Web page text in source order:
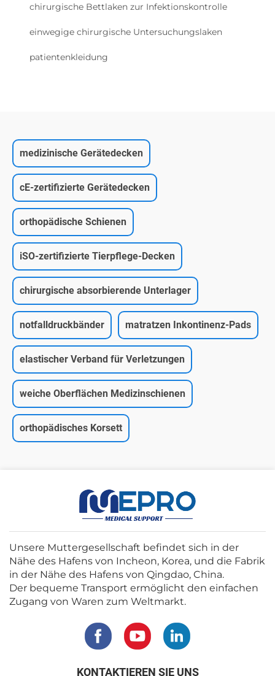
chirurgische Bettlaken zur Infektionskontrolle
einwegige chirurgische Untersuchungslaken
patientenkleidung
medizinische Gerätedecken
cE-zertifizierte Gerätedecken
orthopädische Schienen
iSO-zertifizierte Tierpflege-Decken
chirurgische absorbierende Unterlager
notfalldruckbänder matratzen Inkontinenz-Pads
elastischer Verband für Verletzungen
weiche Oberflächen Medizinschienen
orthopädisches Korsett
Unsere Muttergesellschaft befindet sich in der
Nähe des Hafens von Incheon, Korea, und die Fabrik
in der Nähe des Hafens von Qingdao, China.
Der bequeme Transport ermöglicht den einfachen
Zugang von Waren zum Weltmarkt.
KONTAKTIEREN SIE UNS